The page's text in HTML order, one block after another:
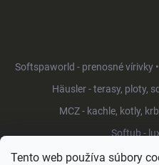
Tento web používa súbory
Softspaworld - prenosné vírivky •
Häusler - terasy, ploty,
MCZ - kachle, kotly,
Softub -